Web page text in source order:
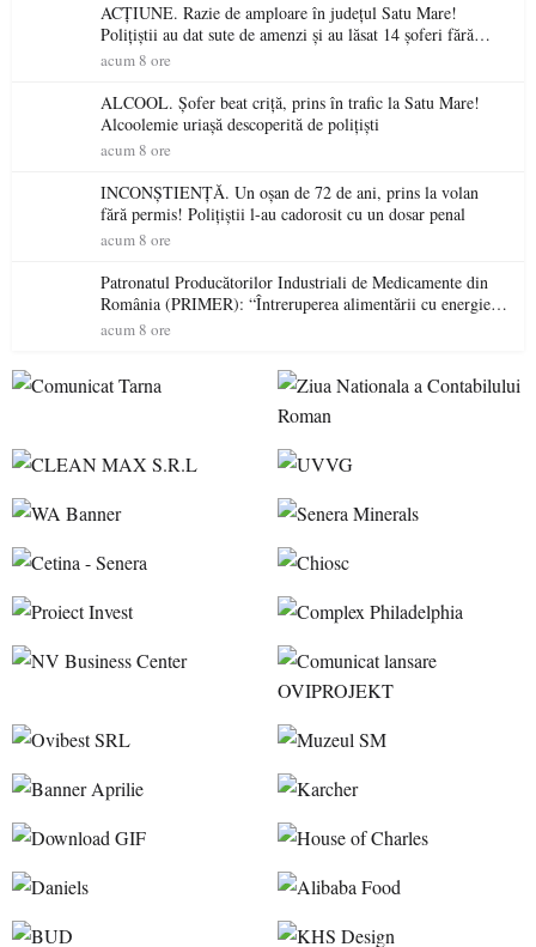
ACȚIUNE. Razie de amploare în județul Satu Mare!
Polițiștii au dat sute de amenzi și au lăsat 14 șoferi fără
permis într-o singură zi
acum 8 ore
ALCOOL. Șofer beat criță, prins în trafic la Satu Mare!
Alcoolemie uriașă descoperită de polițiști
acum 8 ore
INCONȘTIENȚĂ. Un oșan de 72 de ani, prins la volan
fără permis! Polițiștii l-au cadorosit cu un dosar penal
acum 8 ore
Patronatul Producătorilor Industriali de Medicamente din
România (PRIMER): “Întreruperea alimentării cu energie
electrică a fabricilor de medicamente va pune în pericol
acum 8 ore